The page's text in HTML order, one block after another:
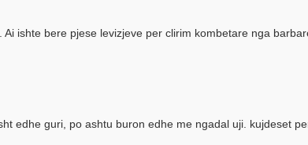
ishte bere pjese levizjeve per clirim kombetare nga
edhe guri, po ashtu buron edhe me ngadal uji. kujdeset